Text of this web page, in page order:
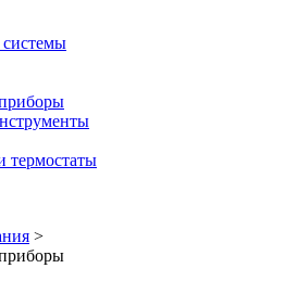
термостаты
>